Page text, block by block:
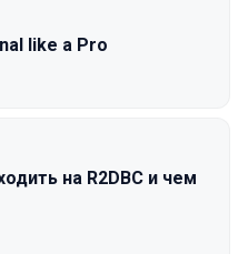
like a Pro
на R2DBC и чем